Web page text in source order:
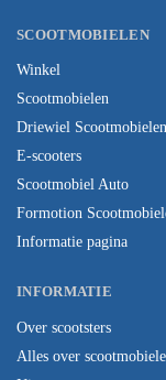
SCOOTMOBIELEN
Winkel
Scootmobielen
Driewiel Scootmobielen
E-scooters
Scootmobiel Auto
Formotion
Informatie pagina
INFORMATIE
Over scootsters
Alles over